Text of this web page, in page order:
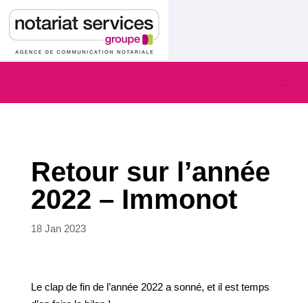
Retour sur l’année
2022 – Immonot
18 Jan 2023
Le clap de fin de l’année 2022 a sonné, et il est temps